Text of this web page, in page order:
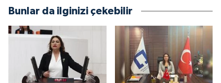
Bunlar da ilginizi çekebilir